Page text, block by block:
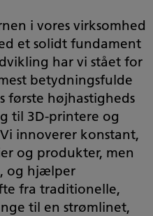
i vores virksomhed
et solidt fundament
har vi stået for
betydningsfulde
første højhastigheds
til 3D-printere og
innoverer konstant,
og produkter, men
og hjælper
fra traditionelle,
til en strømlinet,